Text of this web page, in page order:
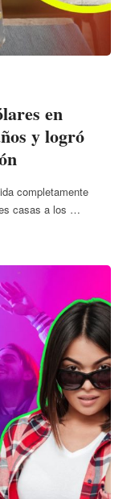
en
y logró
completamente
casas a los …